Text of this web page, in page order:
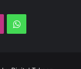
WhatsApp